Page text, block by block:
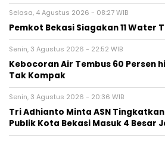
Selasa, 4 Agustus 2026 - 08:27 WIB
Pemkot Bekasi Siagakan 11 Water
Senin, 3 Agustus 2026 - 22:52 WIB
Kebocoran Air Tembus 60 Persen
Tak Kompak
Senin, 3 Agustus 2026 - 20:36 WIB
Tri Adhianto Minta ASN
Publik Kota Bekasi Masuk 4 Besar